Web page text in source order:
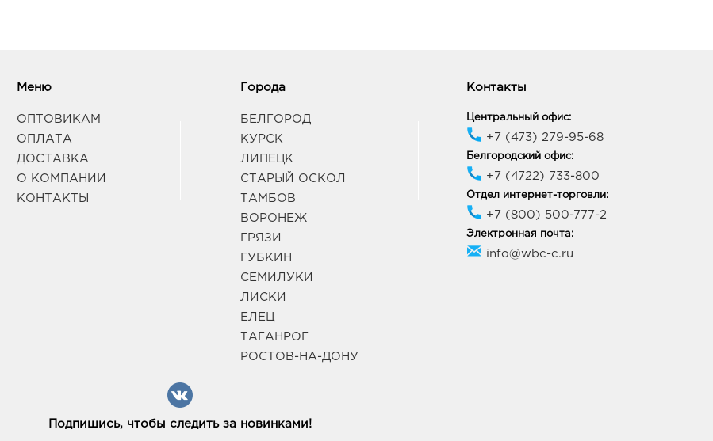
Меню
ОПТОВИКАМ
ОПЛАТА
ДОСТАВКА
О КОМПАНИИ
КОНТАКТЫ
Города
БЕЛГОРОД
КУРСК
ЛИПЕЦК
СТАРЫЙ ОСКОЛ
ТАМБОВ
ВОРОНЕЖ
ГРЯЗИ
ГУБКИН
СЕМИЛУКИ
ЛИСКИ
ЕЛЕЦ
ТАГАНРОГ
РОСТОВ-НА-ДОНУ
Контакты
Центральный офис:
+7 (473) 279-95-68
Белгородский офис:
+7 (4722) 733-800
Отдел интернет-торговли:
+7 (800) 500-777-2
Электронная почта:
info@wbc-c.ru
Подпишись, чтобы следить за новинками!